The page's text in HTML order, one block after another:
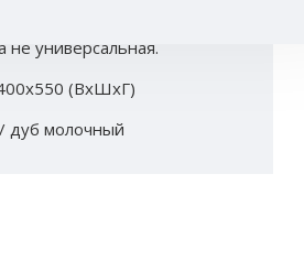
не универсальная.
(ВхШхГ)
дуб молочный